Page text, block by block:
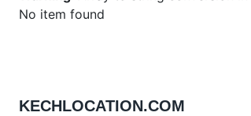
No item found
KECHLOCATION.COM